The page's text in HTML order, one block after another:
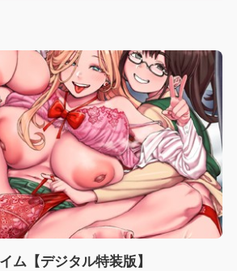
ム【デジタル特装版】